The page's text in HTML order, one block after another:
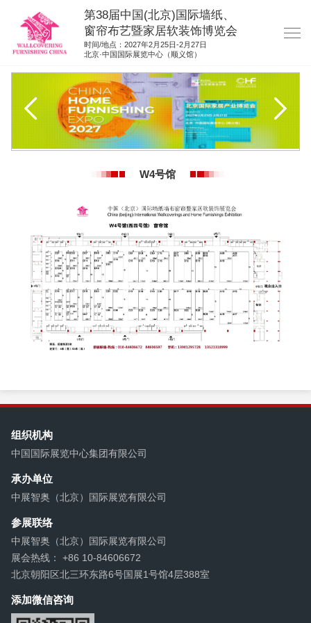
第38届中国(北京)国际墙纸、
窗帘布艺暨家居软装饰博览会
时间/地点：2027年2月25日-2月27日
北京·中国国际展览中心（顺义馆）
展商服务
集团展会
参展联络
W4号馆
组织机构
中国国际展览中心集团有限公司
承办单位
中展智奥（北京）国际展览有限公司
参展联络
中展智奥（北京）国际展览有限公司
展会热线： +86 10-84606672
北京朝阳区北三环东路6号国展1号馆4层388室
添加微信咨询